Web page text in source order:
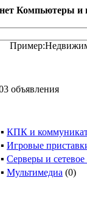
Компьютеры и
Пример:
объявления
▪ КПК и
▪ Игровые
▪ Серверы и
▪ Мультимедиа (0)